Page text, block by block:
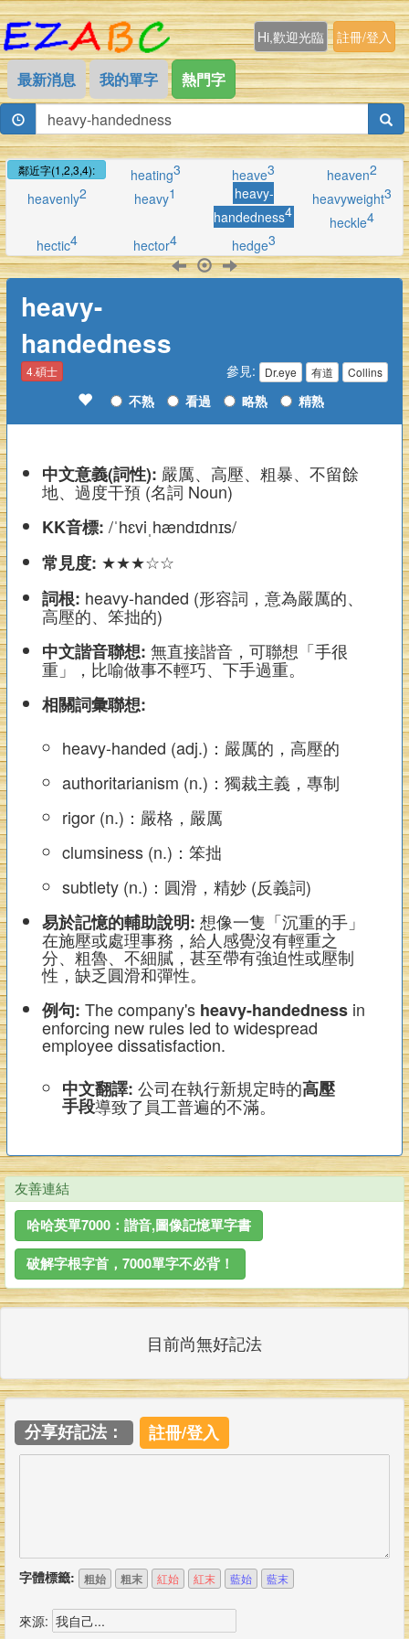
Hi,歡迎光臨 註冊/登入
最新消息 我的單字 熱門字
鄰近字(1,2,3,4): heating3 heave3 heaven2
heavenly2 heavy1
heavy-
handedness4
heavyweight3
heckle4
hectic4 hector4 hedge3
heavy-
handedness
4.碩士 參見: Dr.eye 有道 Collins
不熟 看過 略熟 精熟
中文意義(詞性): 嚴厲、高壓、粗暴、不留餘
地、過度干預 (名詞 Noun)
KK音標: /ˈhɛviˌhændɪdnɪs/
常見度: ★★★☆☆
詞根: heavy-handed (形容詞，意為嚴厲的、
高壓的、笨拙的)
中文諧音聯想: 無直接諧音，可聯想「手很
重」，比喻做事不輕巧、下手過重。
相關詞彙聯想:
heavy-handed (adj.)：嚴厲的，高壓的
authoritarianism (n.)：獨裁主義，專制
rigor (n.)：嚴格，嚴厲
clumsiness (n.)：笨拙
subtlety (n.)：圓滑，精妙 (反義詞)
易於記憶的輔助說明: 想像一隻「沉重的手」
在施壓或處理事務，給人感覺沒有輕重之
分、粗魯、不細膩，甚至帶有強迫性或壓制
性，缺乏圓滑和彈性。
例句: The company's heavy-handednessin
enforcing new rules led to widespread
employee dissatisfaction.
中文翻譯: 公司在執行新規定時的高壓
手段導致了員工普遍的不滿。
友善連結
哈哈英單7000：諧音,圖像記憶單字書
破解字根字首，7000單字不必背！
目前尚無好記法
分享好記法： 註冊/登入
字體標籤: 粗始 粗末 紅始 紅末 藍始 藍末
來源: